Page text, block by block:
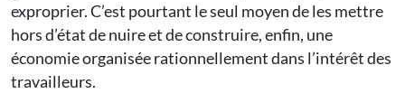
exproprier. C’est pourtant le seul moyen de les mettre
hors d’état de nuire et de construire, enfin, une
économie organisée rationnellement dans l’intérêt des
travailleurs.